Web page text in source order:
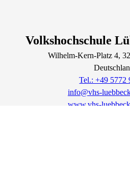
Volkshochschule
Wilhelm-Kern-Platz4,
Tel.: +49 5772
info@vhs-
www.vhs-